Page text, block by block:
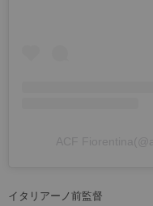
イタリアーノ前監督